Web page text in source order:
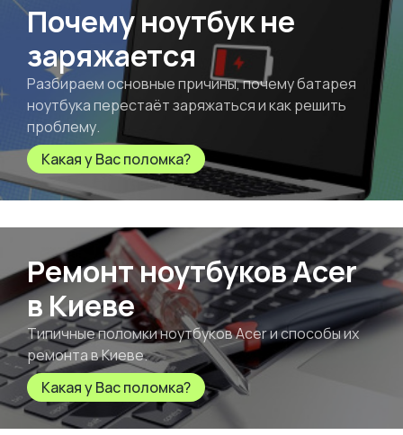
Почему ноутбук не
заряжается
Разбираем основные причины, почему батарея
ноутбука перестаёт заряжаться и как решить
проблему.
Какая у Вас поломка?
Ремонт ноутбуков Acer
в Киеве
Типичные поломки ноутбуков Acer и способы их
ремонта в Киеве.
Какая у Вас поломка?